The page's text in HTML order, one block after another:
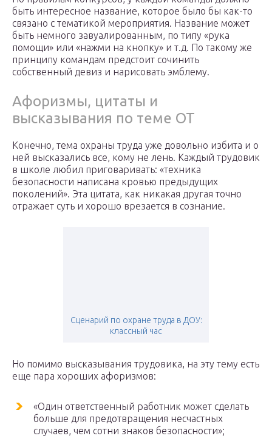
быть интересное название, которое было бы как-то
связано с тематикой мероприятия. Название может
быть немного завуалированным, по типу «рука
помощи» или «нажми на кнопку» и т.д. По такому же
принципу командам предстоит сочинить
собственный девиз и нарисовать эмблему.
Афоризмы, цитаты и
высказывания по теме ОТ
Конечно, тема охраны труда уже довольно избита и о
ней высказались все, кому не лень. Каждый трудовик
в школе любил приговаривать: «техника
безопасности написана кровью предыдущих
поколений». Эта цитата, как никакая другая точно
отражает суть и хорошо врезается в сознание.
Сценарий по охране труда в ДОУ:
классный час
Но помимо высказывания трудовика, на эту тему есть
еще пара хороших афоризмов:
«Один ответственный работник может сделать
больше для предотвращения несчастных
случаев, чем сотни знаков безопасности»;